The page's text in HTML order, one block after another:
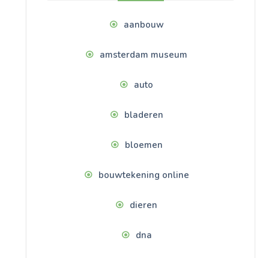
aanbouw
amsterdam museum
auto
bladeren
bloemen
bouwtekening online
dieren
dna